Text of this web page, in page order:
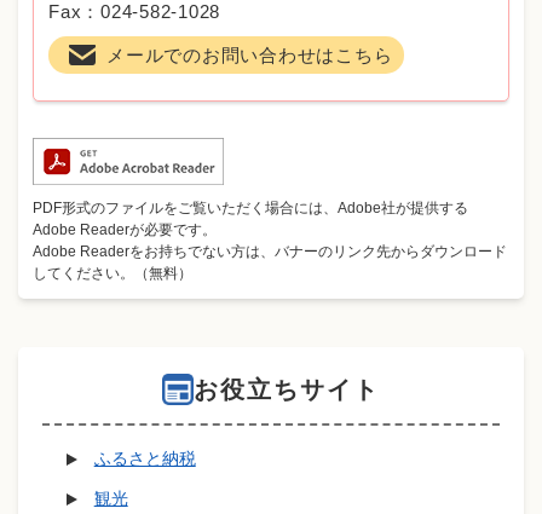
Fax：024-582-1028
メールでのお問い合わせはこちら
PDF形式のファイルをご覧いただく場合には、Adobe社が提供する
Adobe Readerが必要です。
Adobe Readerをお持ちでない方は、バナーのリンク先からダウンロード
してください。（無料）
お役立ちサイト
ふるさと納税
観光